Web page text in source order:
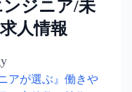
ジニア/未
人情報
アが選ぶ』働きや